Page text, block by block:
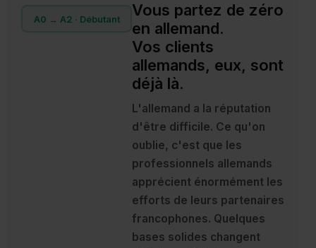
A0 → A2 · Débutant
Vous partez de zéro
en allemand.
Vos clients
allemands, eux, sont
déjà là.
L'allemand a la réputation
d'être difficile. Ce qu'on
oublie, c'est que les
professionnels allemands
apprécient énormément les
efforts de leurs partenaires
francophones. Quelques
bases solides changent